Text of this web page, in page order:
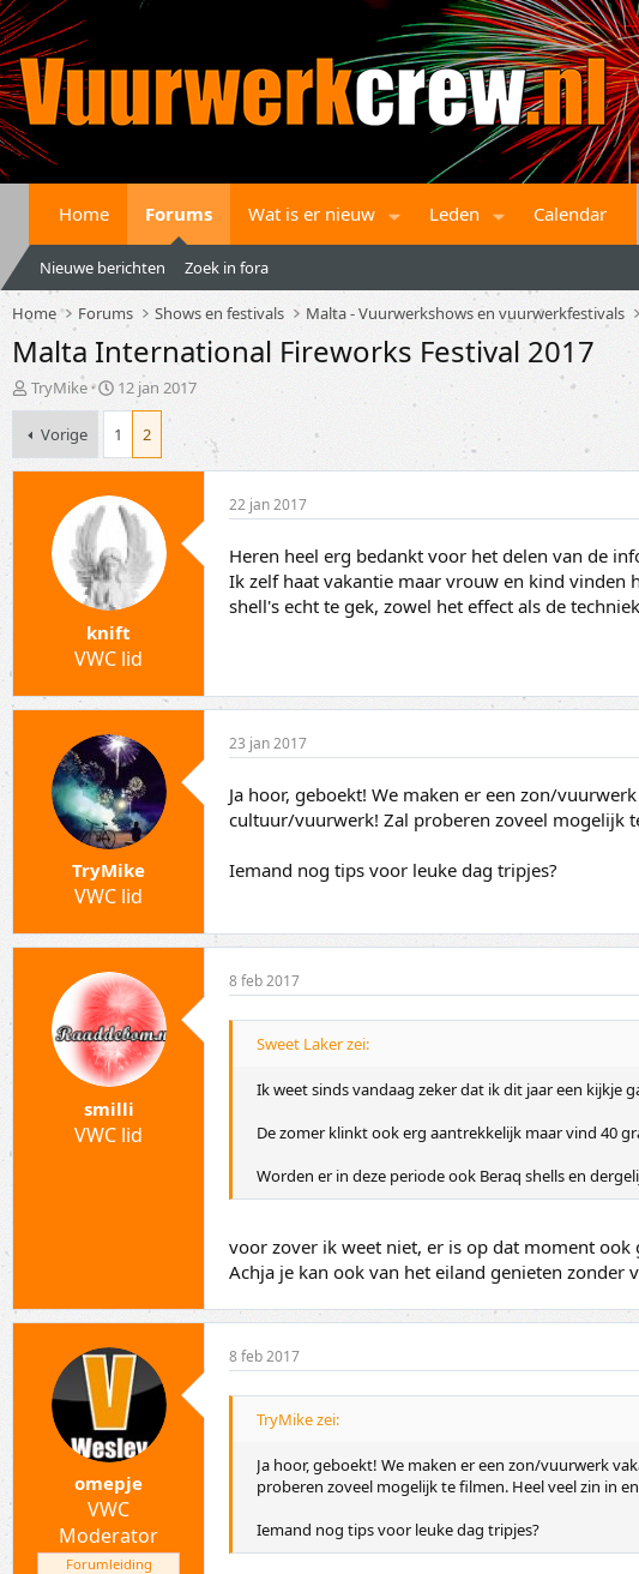
Home Forums Wat is er nieuw Leden Calendar
Nieuwe berichten Zoek in fora
Home Forums Shows en festivals Malta - Vuurwerkshows en vuurwerkfestivals
Malta International Fireworks Festival 2017
T
o
p
c
TryMike
S
t
a
t
d
a
u
m
12 jan 2017
Vorige 1 2
knift
VWC lid
22 jan 2017
Heren heel erg bedankt voor het delen van de
Ik zelf haat vakantie maar vrouw en kind vinden
shell's echt te gek, zowel het effect als de
TryMike
VWC lid
23 jan 2017
Ja hoor, geboekt! We maken er een zon/
cultuur/vuurwerk! Zal proberen zoveel mogelijk
Iemand nog tips voor leuke dag tripjes?
smilli
VWC lid
8 feb 2017
Sweet Laker zei:
Ik weet sinds vandaag zeker dat ik dit jaar een kijkje
De zomer klinkt ook erg aantrekkelijk maar vind 40
Worden er in deze periode ook Beraq shells en
voor zover ik weet niet, er is op dat moment
Achja je kan ook van het eiland genieten zonder
omepje
VWC
Moderator
Forumleiding
8 feb 2017
TryMike zei:
Ja hoor, geboekt! We maken er een zon/vuurwerk
proberen zoveel mogelijk te filmen. Heel veel zin in
Iemand nog tips voor leuke dag tripjes?